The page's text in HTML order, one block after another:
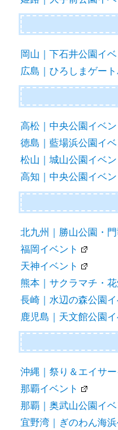
岡山｜下石井公園イベ
広島｜ひろしまゲー
高松｜中央公園イベン
徳島｜藍場浜公園イベ
松山｜城山公園イベン
高知｜中央公園イベン
北九州｜勝山公園・
福岡イベント
天神イベント
熊本｜サクラマチ・
長崎｜水辺の森公園イ
鹿児島｜天文館公園イ
沖縄｜祭り＆エイサー
那覇イベント
那覇｜奥武山公園イベ
宜野湾｜ぎのわん海